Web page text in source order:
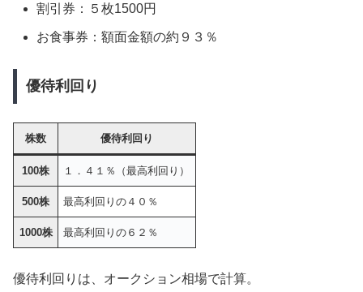
割引券：５枚1500円
お食事券：額面金額の約９３％
優待利回り
株数 優待利回り
100株 １．４１％（最高利回り）
500株 最高利回りの４０％
1000株 最高利回りの６２％
優待利回りは、オークション相場で計算。